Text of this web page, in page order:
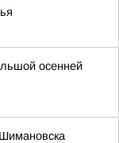
осенней